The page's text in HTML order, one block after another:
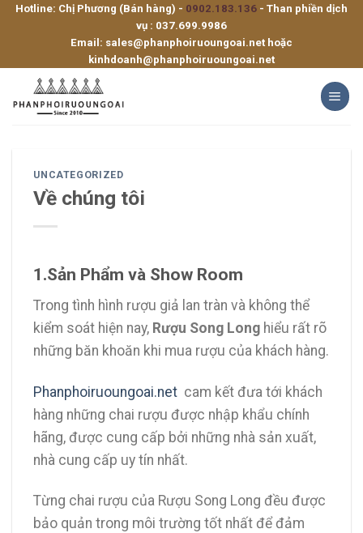
SkipHotline: Chị Phương (Bán hàng) - 0902.183.136 - Than phiền dịch
vụ : 037.699.9986
Email: sales@phanphoiruoungoai.net hoặc
kinhdoanh@phanphoiruoungoai.net
UNCATEGORIZED
Về chúng tôi
1.Sản Phẩm và Show Room
Trong tình hình rượu giả lan tràn và không thể
kiểm soát hiện nay, Rượu Song Long hiểu rất rõ
những băn khoăn khi mua rượu của khách hàng.
Phanphoiruoungoai.net cam kết đưa tới khách
hàng những chai rượu được nhập khẩu chính
hãng, được cung cấp bởi những nhà sản xuất,
nhà cung cấp uy tín nhất.
Từng chai rượu của Rượu Song Long đều được
bảo quản trong môi trường tốt nhất để đảm